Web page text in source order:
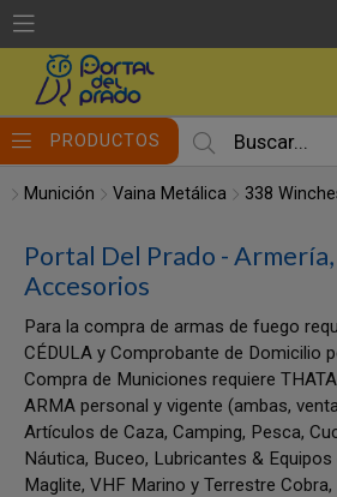
PRODUCTOS
Munición Vaina Metálica 338
Portal Del Prado -
Accesorios
Para la compra de armas de fuego
CÉDULA y Comprobante de Domicilio
Compra de Municiones requiere
ARMA personal y vigente (ambas,
Artículos de Caza, Camping, Pesca,
Náutica, Buceo, Lubricantes &
Maglite, VHF Marino y Terrestre